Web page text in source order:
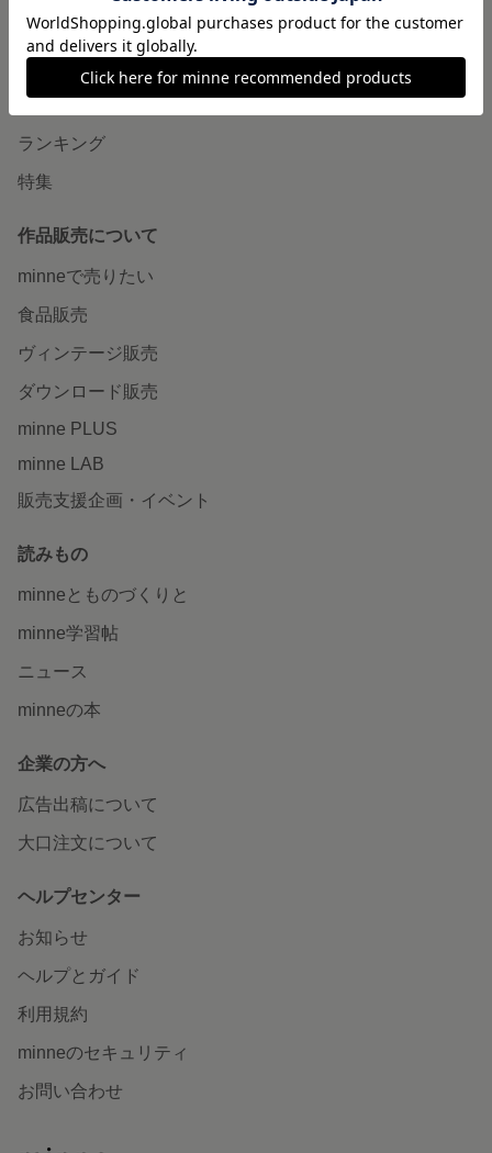
minneで買いたい
作品をさがす
ランキング
特集
作品販売について
minneで売りたい
食品販売
ヴィンテージ販売
ダウンロード販売
minne PLUS
minne LAB
販売支援企画・イベント
読みもの
minneとものづくりと
minne学習帖
ニュース
minneの本
企業の方へ
広告出稿について
大口注文について
ヘルプセンター
お知らせ
ヘルプとガイド
利用規約
minneのセキュリティ
お問い合わせ